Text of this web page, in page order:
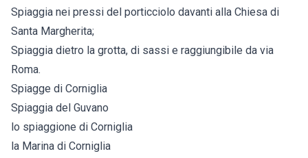
Spiaggia nei pressi del porticciolo davanti alla Chiesa di
Santa Margherita;
Spiaggia dietro la grotta, di sassi e raggiungibile da via
Roma.
Spiagge di Corniglia
Spiaggia del Guvano
lo spiaggione di Corniglia
la Marina di Corniglia